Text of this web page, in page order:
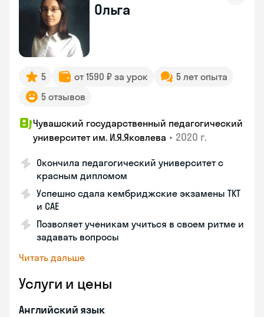
Ольга
5 от 1590 ₽ за урок
5 лет опыта
5 отзывов
Чувашский государственный педагогический
университет им. И.Я.Яковлева • 2020 г.
Окончила педагогический университет с
красным дипломом
Успешно сдала кембриджские экзамены ТКТ
и САЕ
Позволяет ученикам учиться в своем ритме и
задавать вопросы
Читать дальше
Услуги и цены
Английский язык